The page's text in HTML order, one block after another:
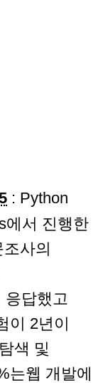
: Python
에서 진행한
사의
응답했고
이 2년이
색 및
는웹 개발에